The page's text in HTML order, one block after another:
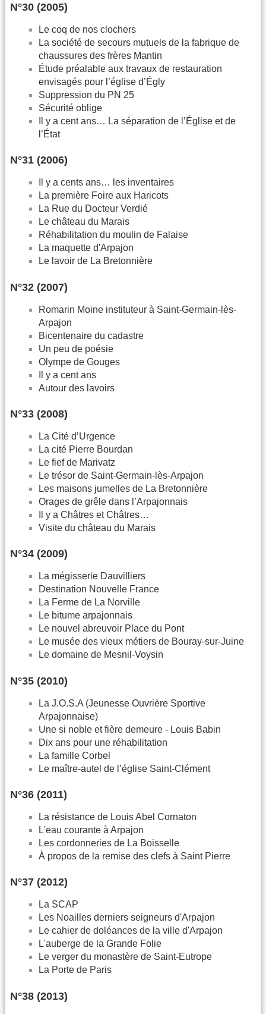
N°30 (2005)
Le coq de nos clochers
La société de secours mutuels de la fabrique de
chaussures des frères Mantin
Étude préalable aux travaux de restauration
envisagés pour l’église d’Égly
Suppression du PN 25
Sécurité oblige
Il y a cent ans… La séparation de l’Église et de
l’État
N°31 (2006)
Il y a cents ans… les inventaires
La première Foire aux Haricots
La Rue du Docteur Verdié
Le château du Marais
Réhabilitation du moulin de Falaise
La maquette d'Arpajon
Le lavoir de La Bretonnière
N°32 (2007)
Romarin Moine instituteur à Saint-Germain-lès-
Arpajon
Bicentenaire du cadastre
Un peu de poésie
Olympe de Gouges
Il y a cent ans
Autour des lavoirs
N°33 (2008)
La Cité d’Urgence
La cité Pierre Bourdan
Le fief de Marivatz
Le trésor de Saint-Germain-lès-Arpajon
Les maisons jumelles de La Bretonnière
Orages de grêle dans l’Arpajonnais
Il y a Châtres et Châtres…
Visite du château du Marais
N°34 (2009)
La mégisserie Dauvilliers
Destination Nouvelle France
La Ferme de La Norville
Le bitume arpajonnais
Le nouvel abreuvoir Place du Pont
Le musée des vieux métiers de Bouray-sur-Juine
Le domaine de Mesnil-Voysin
N°35 (2010)
La J.O.S.A (Jeunesse Ouvrière Sportive
Arpajonnaise)
Une si noble et fière demeure - Louis Babin
Dix ans pour une réhabilitation
La famille Corbel
Le maître-autel de l’église Saint-Clément
N°36 (2011)
La résistance de Louis Abel Cornaton
L'eau courante à Arpajon
Les cordonneries de La Boisselle
À propos de la remise des clefs à Saint Pierre
N°37 (2012)
La SCAP
Les Noailles derniers seigneurs d'Arpajon
Le cahier de doléances de la ville d'Arpajon
L'auberge de la Grande Folie
Le verger du monastère de Saint-Eutrope
La Porte de Paris
N°38 (2013)